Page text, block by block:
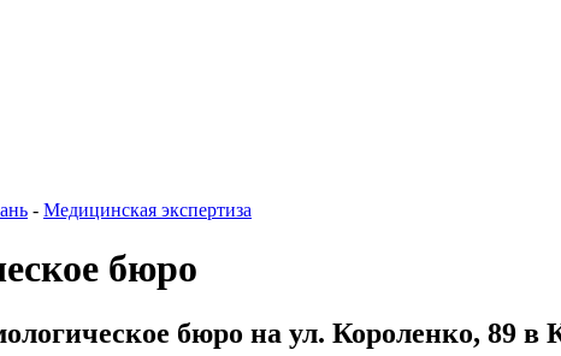
- Медицинская экспертиза
бюро
бюро на ул. Короленко, 89 в